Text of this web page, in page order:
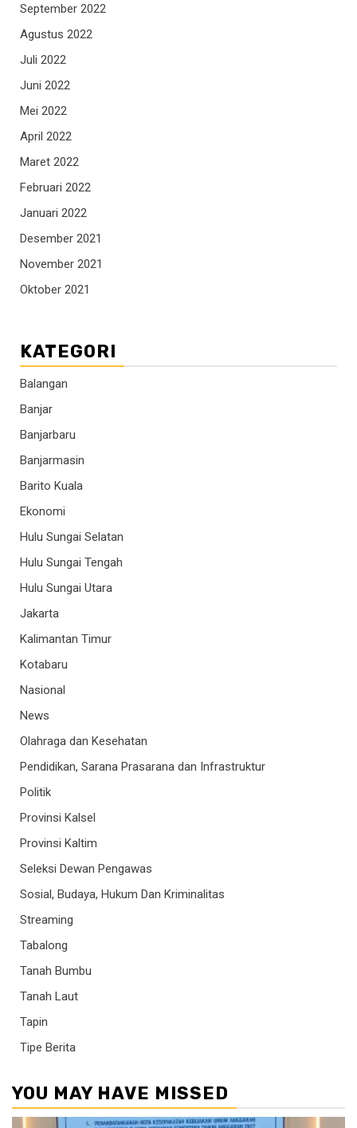
September 2022
Agustus 2022
Juli 2022
Juni 2022
Mei 2022
April 2022
Maret 2022
Februari 2022
Januari 2022
Desember 2021
November 2021
Oktober 2021
KATEGORI
Balangan
Banjar
Banjarbaru
Banjarmasin
Barito Kuala
Ekonomi
Hulu Sungai Selatan
Hulu Sungai Tengah
Hulu Sungai Utara
Jakarta
Kalimantan Timur
Kotabaru
Nasional
News
Olahraga dan Kesehatan
Pendidikan, Sarana Prasarana dan Infrastruktur
Politik
Provinsi Kalsel
Provinsi Kaltim
Seleksi Dewan Pengawas
Sosial, Budaya, Hukum Dan Kriminalitas
Streaming
Tabalong
Tanah Bumbu
Tanah Laut
Tapin
Tipe Berita
YOU MAY HAVE MISSED